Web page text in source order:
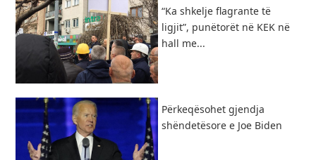
“Ka shkelje flagrante të
ligjit”, punëtorët në KEK në
hall me...
Përkeqësohet gjendja
shëndetësore e Joe Biden